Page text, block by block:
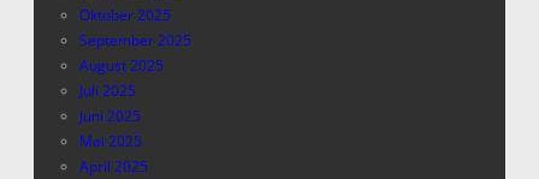
Oktober 2025
September 2025
August 2025
Juli 2025
Juni 2025
Mai 2025
April 2025